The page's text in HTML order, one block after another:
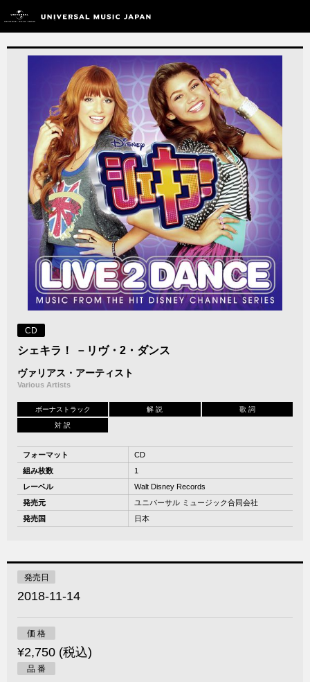
CD
シェキラ！ －リヴ・2・ダンス
ヴァリアス・アーティスト
Various Artists
ボーナストラック 解 説 歌 詞
対 訳
フォーマット
CD
組み枚数
1
レーベル
Walt Disney Records
発売元
ユニバーサル ミュージック合同会社
発売国
日本
発売日
2018-11-14
価 格
¥2,750 (税込)
品 番